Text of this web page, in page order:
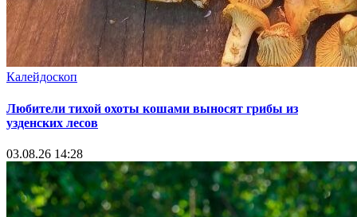
Калейдоскоп
Любители тихой охоты кошами выносят грибы из
узденских лесов
03.08.26 14:28